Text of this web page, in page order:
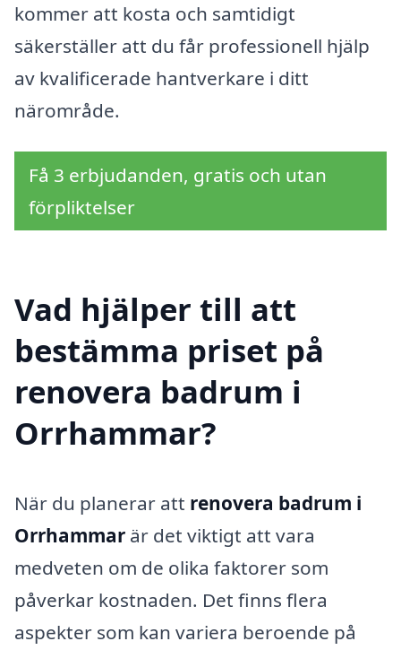
kommer att kosta och samtidigt
säkerställer att du får professionell hjälp
av kvalificerade hantverkare i ditt
närområde.
Få 3 erbjudanden, gratis och utan
förpliktelser
Vad hjälper till att
bestämma priset på
renovera badrum i
Orrhammar?
När du planerar att renovera badrum i
Orrhammar är det viktigt att vara
medveten om de olika faktorer som
påverkar kostnaden. Det finns flera
aspekter som kan variera beroende på